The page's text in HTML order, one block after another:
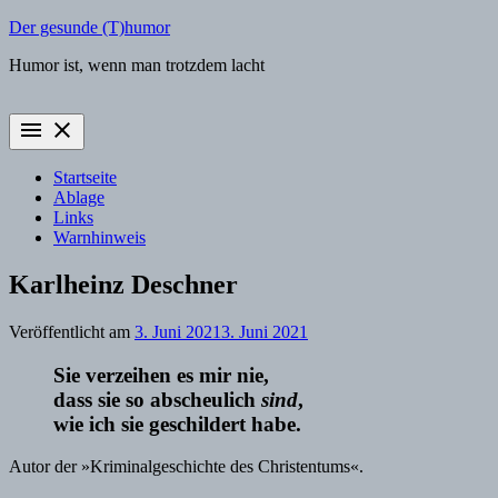
Zum
springen
Der gesunde (T)humor
Humor ist, wenn man trotzdem lacht
menu close
Startseite
Ablage
Links
Warnhinweis
Karlheinz Deschner
Veröffentlicht am 3. Juni 20213. Juni 2021
Sie verzeihen es mir nie,
dass sie so abscheulich sind,
wie ich sie geschildert habe.
Autor der »Kriminalgeschichte des Christentums«.